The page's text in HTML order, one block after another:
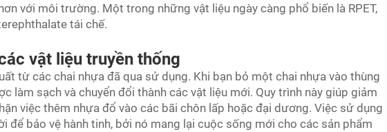
với môi trường. Một trong những vật liệu ngày càng phổ biến là RPET,
tái chế.
vật liệu truyền thống
từ các chai nhựa đã qua sử dụng. Khi bạn bỏ một chai nhựa vào thùng
làm sạch và chuyển đổi thành các vật liệu mới. Quy trình này giúp giảm
việc thêm nhựa đổ vào các bãi chôn lấp hoặc đại dương. Việc sử dụng
để bảo vệ hành tinh, bởi nó mang lại cuộc sống mới cho các sản phẩm